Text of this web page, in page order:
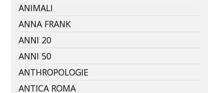
ANIMALI
ANNA FRANK
ANNI 20
ANNI 50
ANTHROPOLOGIE
ANTICA ROMA